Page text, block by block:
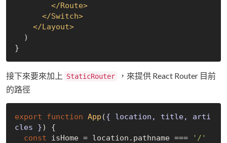
</Route>
</Switch>
</Layout>
接下來要來加上 StaticRouter
，來提供 React Router 目前
的路徑
export function App ({ location, title, arti
cles }) {
const isHome = location.pathname ===
'/'